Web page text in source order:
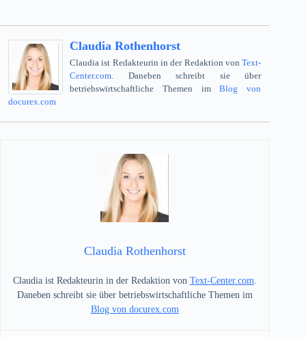
Claudia Rothenhorst
Claudia ist Redakteurin in der Redaktion vonText-
Center.com . Daneben schreibt sie über
betriebswirtschaftliche Themen imBlog von
docurex.com
Claudia Rothenhorst
Claudia ist Redakteurin in der Redaktion von Text-Center.com
Daneben schreibt sie über betriebswirtschaftliche Themen im
Blog von docurex.com